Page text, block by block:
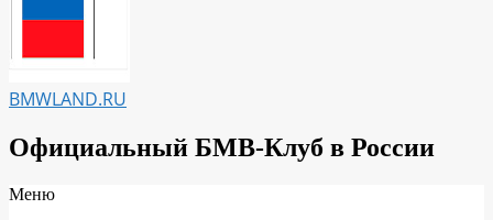
BMWLAND.RU
Официальный БМВ-Клуб в России
Вторичное
Меню